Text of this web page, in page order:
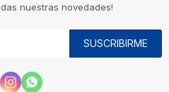
nuestras novedades!
SUSCRIBIRME
 